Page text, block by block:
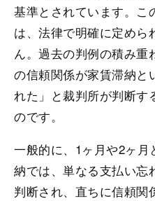
基準とされています。こ
は、法律で明確に定めら
ん。過去の判例の積み重
の信頼関係が家賃滞納と
れた」と裁判所が判断す
のです。
一般的に、1ヶ月や2ヶ
納では、単なる支払い忘
判断され、直ちに信頼関